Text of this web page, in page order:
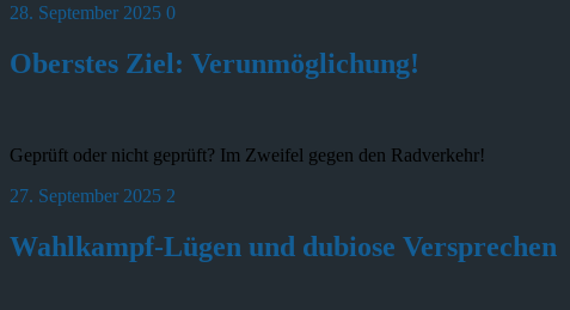
28. September 2025 0
Oberstes Ziel: Verunmöglichung!
Geprüft oder nicht geprüft? Im Zweifel gegen den Radverkehr!
27. September 2025 2
Wahlkampf-Lügen und dubiose Versprechen